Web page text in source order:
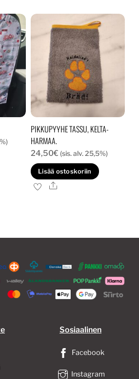
PIKKUPYYHE TASSU, KELTA-
HARMAA.
24,50€ (sis. alv. 25,5%)
Lisää ostoskoriin
Ale
Sosiaalinen
Facebook
Instagram